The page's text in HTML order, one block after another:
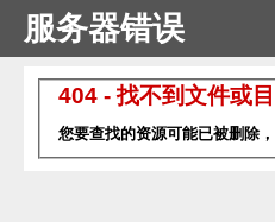
服务器错误
404 - 找不到文件或目
您要查找的资源可能已被删除